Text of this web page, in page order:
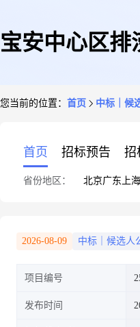
宝安中心区排
您当前的位置： 首页 中标｜候
首页 招标预告 招
省份地区： 北京广东 上海
2026-08-09 中标｜候选人
项目编号
发布时间